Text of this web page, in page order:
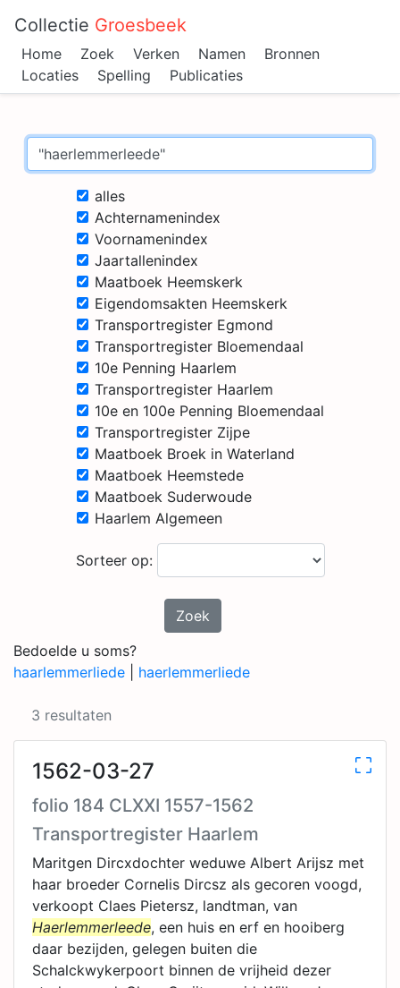
Collectie Groesbeek
Home Zoek Verken Namen
Bronnen
Locaties
Spelling Publicaties
alles
Achternamenindex
Voornamenindex
Jaartallenindex
Maatboek Heemskerk
Eigendomsakten Heemskerk
Transportregister Egmond
Transportregister Bloemendaal
10e Penning Haarlem
Transportregister Haarlem
10e en 100e Penning Bloemendaal
Transportregister Zijpe
Maatboek Broek in Waterland
Maatboek Heemstede
Maatboek Suderwoude
Haarlem Algemeen
Sorteer op:
Zoek
Bedoelde u soms?
haarlemmerliede
haerlemmerliede
3 resultaten
1562-03-27
folio 184 CLXXI 1557-1562
Transportregister Haarlem
Maritgen Dircxdochter weduwe Albert Arijsz met
haar broeder Cornelis Dircsz als gecoren voogd,
verkoopt Claes Pietersz, landtman, van
Haerlemmerleede, een huis en erf en hooiberg
daar bezijden, gelegen buiten die
Schalckwykerpoort binnen de vrijheid dezer